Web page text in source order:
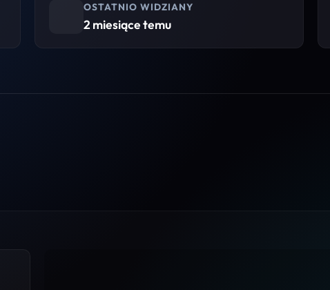
OSTATNIO WIDZIANY
2 miesiące temu